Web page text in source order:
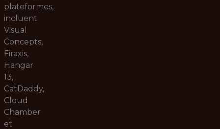
plateformes,
incluent
Visual
Concepts,
Firaxis,
Hangar
13,
CatDaddy,
Cloud
Chamber
et